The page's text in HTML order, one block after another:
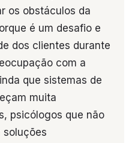
os obstáculos da
é um desafio e
dos clientes durante
com a
que sistemas de
muita
psicólogos que não
soluções